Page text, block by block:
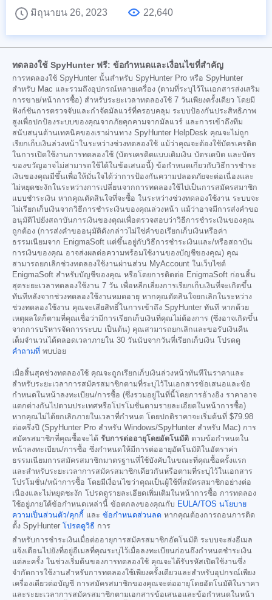
มิถุนายน 26, 2023
22,640
ทดลองใช้ SpyHunter ฟรี: ข้อกำหนดและเงื่อนไขที่สำคัญ
การทดลองใช้ SpyHunter นั้นสำหรับ SpyHunter Pro หรือ SpyHunter
สำหรับ Mac และรวมถึงอุปกรณ์หลายเครื่อง (ตามที่ระบุไว้ในเอกสารส่งเสริม
การขาย/หน้าการซื้อ) สำหรับระยะเวลาทดลองใช้ 7 วันเพียงครั้งเดียว โดยมี
ฟังก์ชันการตรวจจับและกำจัดมัลแวร์ที่ครอบคลุม ระบบป้องกันประสิทธิภาพ
สูงเพื่อปกป้องระบบของคุณจากภัยคุกคามจากมัลแวร์ และการเข้าถึงทีม
สนับสนุนด้านเทคนิคของเราผ่านทาง SpyHunter HelpDesk คุณจะไม่ถูก
เรียกเก็บเงินล่วงหน้าในระหว่างช่วงทดลองใช้ แม้ว่าคุณจะต้องใช้บัตรเครดิต
ในการเปิดใช้งานการทดลองใช้ (บัตรเครดิตแบบเติมเงิน บัตรเดบิต และบัตร
ของขวัญอาจไม่สามารถใช้ได้ในข้อเสนอนี้) ข้อกำหนดเกี่ยวกับวิธีการชำระ
เงินของคุณมีขึ้นเพื่อให้มั่นใจได้ว่าการป้องกันความปลอดภัยจะต่อเนื่องและ
ไม่หยุดชะงักในระหว่างการเปลี่ยนจากการทดลองใช้ไปเป็นการสมัครสมาชิก
แบบชำระเงิน หากคุณตัดสินใจที่จะซื้อ ในระหว่างช่วงทดลองใช้งาน ระบบจะ
ไม่เรียกเก็บเงินจากวิธีการชำระเงินของคุณล่วงหน้า แม้ว่าอาจมีการส่งคำขอ
อนุมัติไปยังสถาบันการเงินของคุณเพื่อตรวจสอบว่าวิธีการชำระเงินของคุณ
ถูกต้อง (การส่งคำขออนุมัติดังกล่าวไม่ใช่คำขอเรียกเก็บเงินหรือค่า
ธรรมเนียมจาก EnigmaSoft แต่ขึ้นอยู่กับวิธีการชำระเงินและ/หรือสถาบัน
การเงินของคุณ อาจส่งผลต่อความพร้อมใช้งานของบัญชีของคุณ) คุณ
สามารถยกเลิกช่วงทดลองใช้งานผ่านส่วน MyAccount ในเว็บไซต์
EnigmaSoft สำหรับบัญชีของคุณ หรือโดยการติดต่อ EnigmaSoft ก่อนสิ้น
สุดระยะเวลาทดลองใช้งาน 7 วัน เพื่อหลีกเลี่ยงการเรียกเก็บเงินที่จะเกิดขึ้น
ทันทีหลังจากช่วงทดลองใช้งานหมดอายุ หากคุณตัดสินใจยกเลิกในระหว่าง
ช่วงทดลองใช้งาน คุณจะเสียสิทธิ์ในการเข้าถึง SpyHunter ทันที หากด้วย
เหตุผลใดก็ตามที่คุณเชื่อว่ามีการเรียกเก็บเงินที่คุณไม่ต้องการ (ซึ่งอาจเกิดขึ้น
จากการบริหารจัดการระบบ เป็นต้น) คุณสามารถยกเลิกและขอรับเงินคืน
เต็มจำนวนได้ตลอดเวลาภายใน 30 วันนับจากวันที่เรียกเก็บเงิน โปรดดู
คำถามที่ พบบ่อย
เมื่อสิ้นสุดช่วงทดลองใช้ คุณจะถูกเรียกเก็บเงินล่วงหน้าทันทีในราคาและ
สำหรับระยะเวลาการสมัครสมาชิกตามที่ระบุไว้ในเอกสารข้อเสนอและข้อ
กำหนดในหน้าลงทะเบียน/การซื้อ (ซึ่งรวมอยู่ในที่นี้โดยการอ้างอิง ราคาอาจ
แตกต่างกันไปตามประเทศหรือโปรโมชั่นตามรายละเอียดในหน้าการซื้อ)
หากคุณไม่ได้ยกเลิกภายในเวลาที่กำหนด โดยปกติราคาจะเริ่มต้นที่ $79.98
ต่อครึ่งปี (SpyHunter Pro สำหรับ Windows/SpyHunter สำหรับ Mac) การ
สมัครสมาชิกที่คุณซื้อจะได้ รับการต่ออายุโดยอัตโนมัติ ตามข้อกำหนดใน
หน้าลงทะเบียน/การซื้อ ซึ่งกำหนดให้มีการต่ออายุอัตโนมัติในอัตราค่า
ธรรมเนียมการสมัครสมาชิกมาตรฐานที่ใช้บังคับในขณะที่คุณซื้อครั้งแรก
และสำหรับระยะเวลาการสมัครสมาชิกเดียวกันหรือตามที่ระบุไว้ในเอกสาร
โปรโมชั่น/หน้าการซื้อ โดยมีเงื่อนไขว่าคุณเป็นผู้ใช้ที่สมัครสมาชิกอย่างต่อ
เนื่องและไม่หยุดชะงัก โปรดดูรายละเอียดเพิ่มเติมในหน้าการซื้อ การทดลอง
ใช้อยู่ภายใต้ข้อกำหนดเหล่านี้ ข้อตกลงของคุณกับ EULA/TOS นโยบาย
ความเป็นส่วนตัว/คุกกี้ และ ข้อกำหนดส่วนลด หากคุณต้องการถอนการติด
ตั้ง SpyHunter โปรดดูวิธี การ
สำหรับการชำระเงินเมื่อต่ออายุการสมัครสมาชิกอัตโนมัติ ระบบจะส่งอีเมล
แจ้งเตือนไปยังที่อยู่อีเมลที่คุณระบุไว้เมื่อลงทะเบียนก่อนถึงกำหนดชำระเงิน
แต่ละครั้ง ในช่วงเริ่มต้นของการทดลองใช้ คุณจะได้รับรหัสเปิดใช้งานซึ่ง
จำกัดการใช้งานสำหรับการทดลองใช้เพียงครั้งเดียวและสำหรับอุปกรณ์เพียง
เครื่องเดียวต่อบัญชี การสมัครสมาชิกของคุณจะต่ออายุโดยอัตโนมัติในราคา
และระยะเวลาการสมัครสมาชิกตามเอกสารข้อเสนอและข้อกำหนดในหน้า